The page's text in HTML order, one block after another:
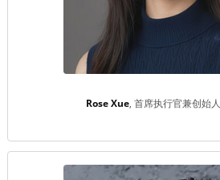
Rose Xue 首席执行官兼创始人